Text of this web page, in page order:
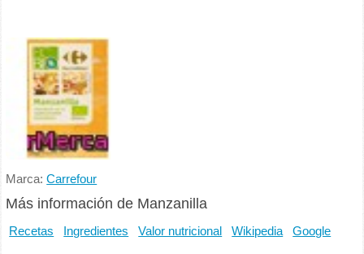
Marca:Carrefour
Más información de Manzanilla
Recetas Ingredientes Valor nutricional Wikipedia Google